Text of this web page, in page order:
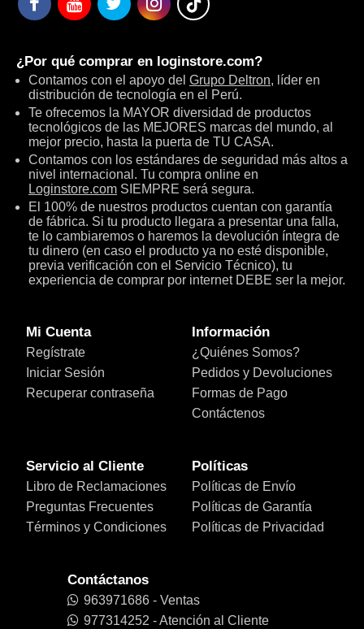
¿Por qué comprar en loginstore.com?
Contamos con el apoyo del Grupo Deltron, líder en
distribución de tecnología en el Perú.
Te ofrecemos la MAYOR diversidad de productos
tecnológicos de las MEJORES marcas del mundo, al
mejor precio, hasta la puerta de TU CASA.
Contamos con los estándares de seguridad más altos a
nivel internacional. Tu compra online en
Loginstore.com SIEMPRE será segura.
El 100% de nuestros productos cuentan con garantía
de fábrica. Si tu producto llegara a presentar una falla,
te lo cambiaremos o haremos la devolución íntegra de
tu dinero (en caso el producto ya no esté disponible,
previa verificación con el Servicio Técnico), tu
experiencia de comprar por internet DEBE ser la mejor.
Mi Cuenta
Regístrate
Iniciar Sesión
Recuperar contraseña
Información
¿Quiénes Somos?
Pedidos y Devoluciones
Formas de Pago
Contáctenos
Servicio al Cliente
Libro de Reclamaciones
Preguntas Frecuentes
Términos y Condiciones
Políticas
Políticas de Envío
Políticas de Garantía
Políticas de Privacidad
Contáctanos
963971686 - Ventas
977314252 - Atención al Cliente